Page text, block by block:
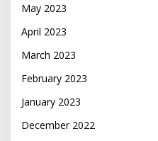
May 2023
April 2023
March 2023
February 2023
January 2023
December 2022